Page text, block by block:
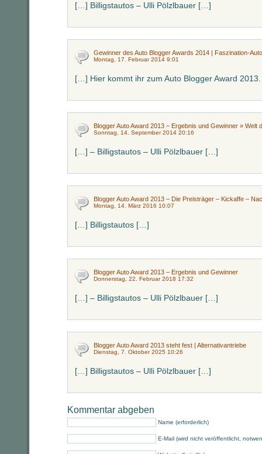
[…] Billigstautos – Ulli Pölzlbauer […]
Gewinner des Auto Blogger Awards 2014 | Faszination-
Montag, 17. Februar 2014 9:01
[…] Hier kommt ihr zum Auto Blogger Award
Blogger Auto Award 2013 – Ergebnis und Gewinner » Welt
Sonntag, 14. September 2014 20:16
[…] – Billigstautos – Ulli Pölzlbauer […]
Blogger Auto Award 2013 – Die Preisträger – Kickaffe –
Montag, 14. März 2016 10:07
[…] Billigstautos […]
Blogger Auto Award 2013 – Ergebnis und Gewinner
Donnerstag, 22. Februar 2018 17:32
[…] – Billigstautos – Ulli Pölzlbauer […]
Blogger Auto Award 2013 steht fest | Alternativantriebe
Dienstag, 7. Oktober 2025 10:26
[…] Billigstautos – Ulli Pölzlbauer […]
Kommentar abgeben
Name (erforderlich)
E-Mail (wird nicht veröffentlicht,